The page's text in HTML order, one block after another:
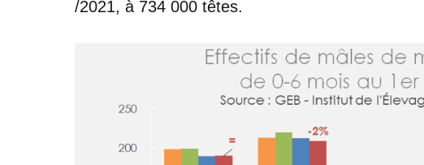
/2021, à 734 000 têtes.